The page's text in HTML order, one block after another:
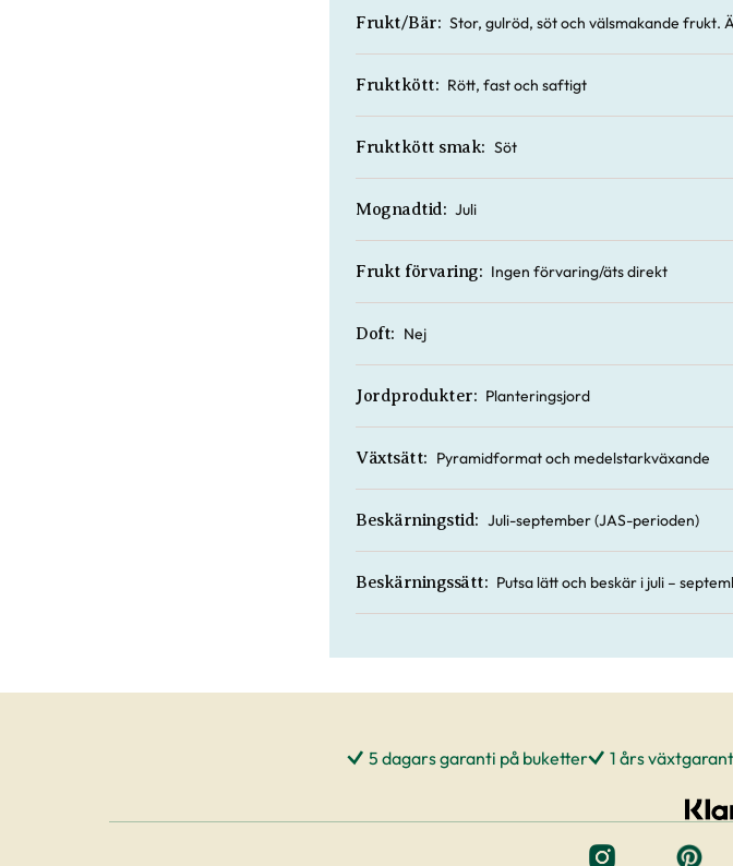
Frukt/Bär: Stor, gulröd, söt och välsmakande frukt.
Fruktkött: Rött, fast och saftigt
Fruktkött smak: Söt
Mognadtid: Juli
Frukt förvaring: Ingen förvaring/äts direkt
Doft: Nej
Jordprodukter: Planteringsjord
Växtsätt: Pyramidformat och medelstarkväxande
Beskärningstid: Juli-september (JAS-perioden)
Beskärningssätt: Putsa lätt och beskär i juli –
5 dagars garanti på buketter 1 års